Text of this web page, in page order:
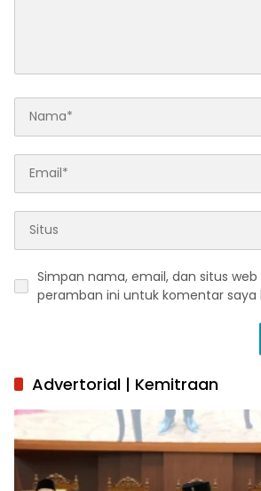
Simpan nama, email, dan situs
peramban ini untuk komentar saya
Advertorial | Kemitraan